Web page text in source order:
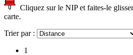
Cliquez sur le NIP et faites-le
carte.
Trier par :
1